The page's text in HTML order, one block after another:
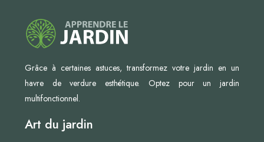
Grâce à certaines astuces, transformez votre jardin en un
havre de verdure esthétique. Optez pour un jardin
multifonctionnel.
Art du jardin